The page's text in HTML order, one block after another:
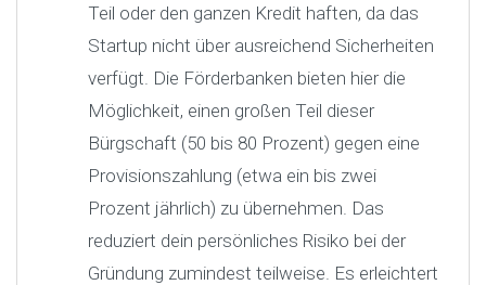
Teil oder den ganzen Kredit haften, da das
Startup nicht über ausreichend Sicherheiten
verfügt. Die Förderbanken bieten hier die
Möglichkeit, einen großen Teil dieser
Bürgschaft (50 bis 80 Prozent) gegen eine
Provisionszahlung (etwa ein bis zwei
Prozent jährlich) zu übernehmen. Das
reduziert dein persönliches Risiko bei der
Gründung zumindest teilweise. Es erleichtert